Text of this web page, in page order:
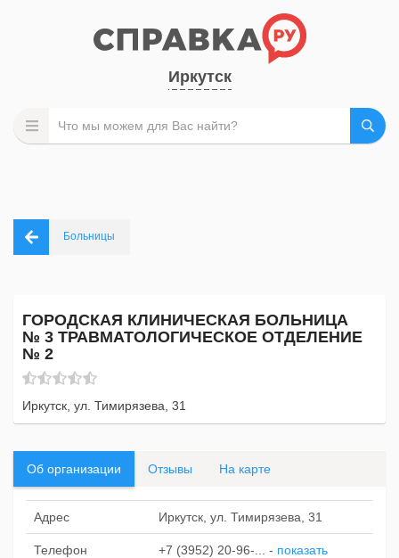
Иркутск
Больницы
ГОРОДСКАЯ КЛИНИЧЕСКАЯ БОЛЬНИЦА
№ 3 ТРАВМАТОЛОГИЧЕСКОЕ ОТДЕЛЕНИЕ
№ 2
Иркутск, ул. Тимирязева, 31
Об организации Отзывы На карте
Адрес Иркутск, ул. Тимирязева, 31
Телефон +7 (3952) 20-96-... - показать